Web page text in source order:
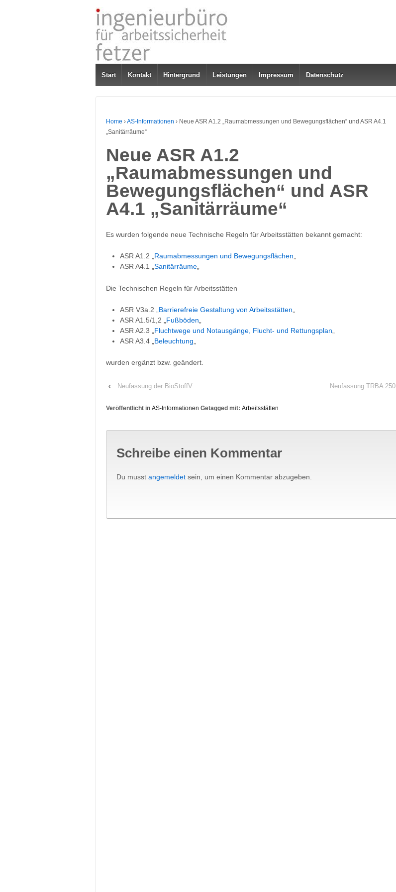
Start Kontakt Hintergrund Leistungen Impressum Datenschutz
Home ›AS-Informationen › Neue ASR A1.2 „Raumabmessungen und Bewegungsflächen“ und ASR A4.1
„Sanitärräume“
Neue ASR A1.2
„Raumabmessungen und
Bewegungsflächen“ und ASR
A4.1 „Sanitärräume“
Es wurden folgende neue Technische Regeln für Arbeitsstätten bekannt gemacht:
ASR A1.2 „ Raumabmessungen und Bewegungsflächen
ASR A4.1 „ Sanitärräume
Die Technischen Regeln für Arbeitsstätten
ASR V3a.2 „ Barrierefreie Gestaltung von Arbeitsstätten
ASR A1.5/1,2 „ Fußböden
ASR A2.3 „ Fluchtwege und Notausgänge, Flucht- und Rettungsplan
ASR A3.4 „ Beleuchtung
wurden ergänzt bzw. geändert.
‹ Neufassung der BioStoffV Neufassung TRBA 250
Veröffentlicht in AS-Informationen Getagged mit: Arbeitsstätten
Schreibe einen Kommentar
Du musst angemeldet sein, um einen Kommentar abzugeben.